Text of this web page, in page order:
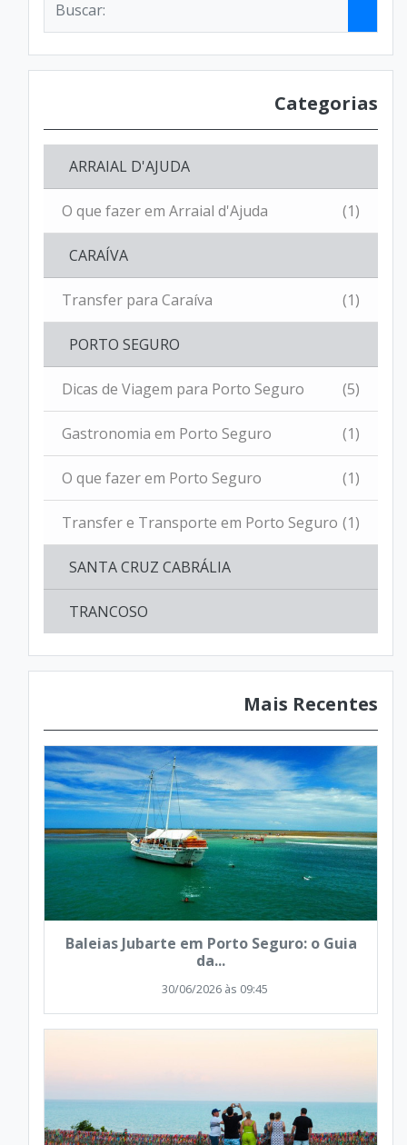
Categorias
ARRAIAL D'AJUDA
O que fazer em Arraial d'Ajuda (1)
CARAÍVA
Transfer para Caraíva (1)
PORTO SEGURO
Dicas de Viagem para Porto Seguro (5)
Gastronomia em Porto Seguro (1)
O que fazer em Porto Seguro (1)
Transfer e Transporte em Porto Seguro (1)
SANTA CRUZ CABRÁLIA
TRANCOSO
Mais Recentes
Baleias Jubarte em Porto Seguro: o Guia
da...
30/06/2026 às 09:45